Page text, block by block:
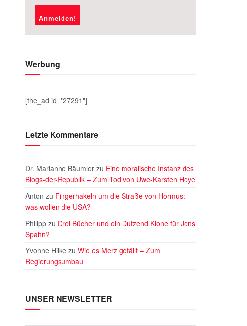
Werbung
[the_ad id="27291"]
Letzte Kommentare
Dr. Marianne Bäumler zu Eine moralische Instanz des
Blogs-der-Republik – Zum Tod von Uwe-Karsten Heye
Anton zu Fingerhakeln um die Straße von Hormus:
was wollen die USA?
Philipp zu Drei Bücher und ein Dutzend Klone für Jens
Spahn?
Yvonne Hilke zu Wie es Merz gefällt – Zum
Regierungsumbau
UNSER NEWSLETTER